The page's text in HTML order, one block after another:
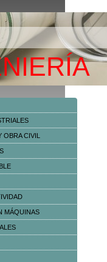
CIVIL
MÁQUINAS